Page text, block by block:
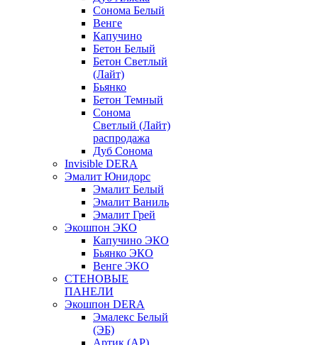
Сонома Белый
Венге
Капучино
Бетон Белый
Бетон Светлый
(Лайт)
Бьянко
Бетон Темный
Сонома
Светлый (Лайт)
распродажа
Дуб Сонома
Invisible DERA
Эмалит Юнидорс
Эмалит Белый
Эмалит Ваниль
Эмалит Грей
Экошпон ЭКО
Капучино ЭКО
Бьянко ЭКО
Венге ЭКО
СТЕНОВЫЕ
ПАНЕЛИ
Экошпон DERA
Эмалекс Белый
(ЭБ)
Артик (АР)